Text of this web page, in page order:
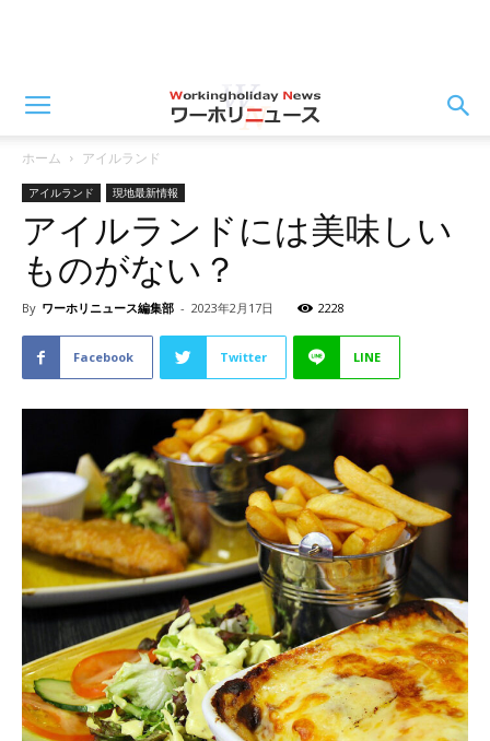
ホーム アイルランド
アイルランド 現地最新情報
アイルランドには美味しい
ものがない？
By ワーホリニュース編集部 - 2023年2月17日 2228
Facebook Twitter LINE